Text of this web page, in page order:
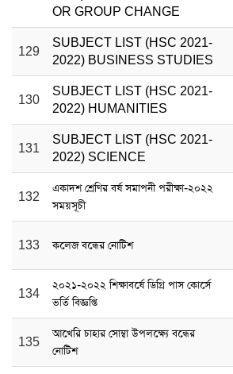
OR GROUP CHANGE
129
SUBJECT LIST (HSC 2021-
2022) BUSINESS STUDIES
130
SUBJECT LIST (HSC 2021-
2022) HUMANITIES
131
SUBJECT LIST (HSC 2021-
2022) SCIENCE
132
একাদশ শ্রেণির বর্ষ সমাপনী পরীক্ষা-২০২২
সময়সূচী
133 কলেজ বন্ধের নোটিশ
134
২০২১-২০২২ শিক্ষাবর্ষে ডিগ্রি পাস কোর্সে
ভর্তি বিজ্ঞপ্তি
135
আখেরি চাহার সোম্বা উপলক্ষ্যে বন্ধের
নোটিশ